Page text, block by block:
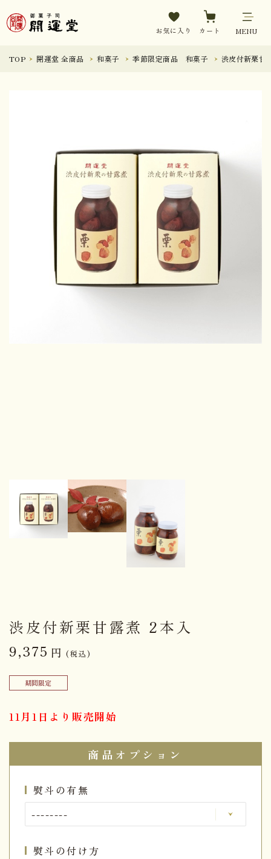
お気に入り カート MENU
TOP 開運堂 全商品 和菓子 季節限定商品 和菓子 渋皮付新栗甘
渋皮付新栗甘露煮 2本入
9,375 円 (税込)
期間限定
11月1日より販売開始
商品オプション
熨斗の有無
熨斗の付け方